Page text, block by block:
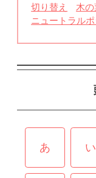
切り替え
木の
ニュートラル
あ い